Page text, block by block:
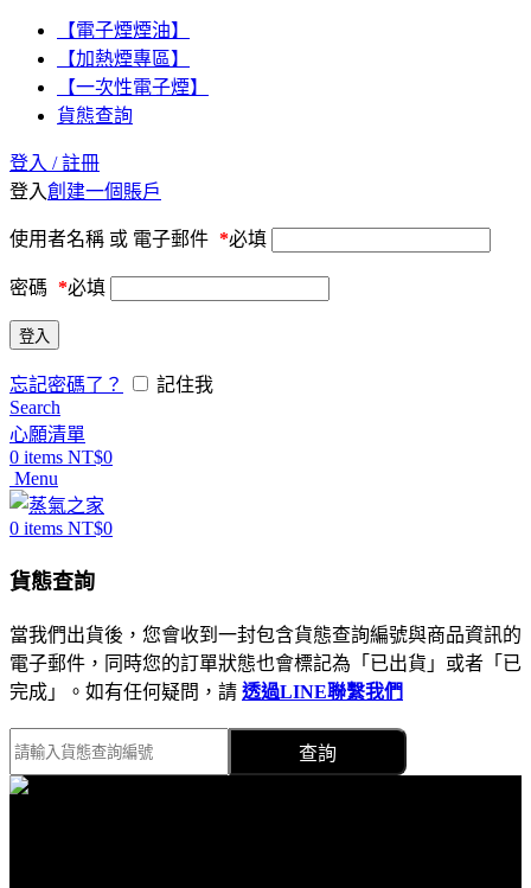
【電子煙煙油】
【加熱煙專區】
【一次性電子煙】
貨態查詢
登入 / 註冊
登入創建一個賬戶
使用者名稱 或 電子郵件 *必填
密碼 *必填
登入
忘記密碼了？
記住我
Search
心願清單
0 items NT$0
Menu
0 items NT$0
貨態查詢
當我們出貨後，您會收到一封包含貨態查詢編號與商品資訊的
電子郵件，同時您的訂單狀態也會標記為「已出貨」或者「已
完成」。如有任何疑問，請 透過LINE聯繫我們
查詢